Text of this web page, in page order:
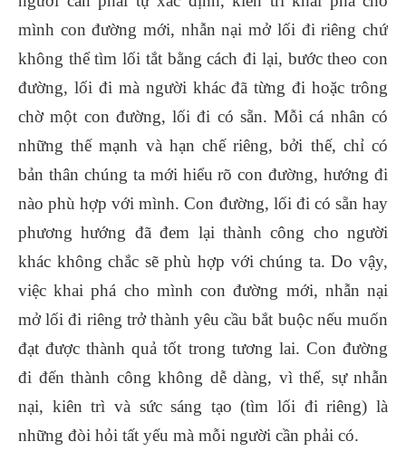
mình con đường mới, nhẫn nại mở lối đi riêng chứ
không thể tìm lối tắt bằng cách đi lại, bước theo con
đường, lối đi mà người khác đã từng đi hoặc trông
chờ một con đường, lối đi có sẵn. Mỗi cá nhân có
những thế mạnh và hạn chế riêng, bởi thế, chỉ có
bản thân chúng ta mới hiểu rõ con đường, hướng đi
nào phù hợp với mình. Con đường, lối đi có sẵn hay
phương hướng đã đem lại thành công cho người
khác không chắc sẽ phù hợp với chúng ta. Do vậy,
việc khai phá cho mình con đường mới, nhẫn nại
mở lối đi riêng trở thành yêu cầu bắt buộc nếu muốn
đạt được thành quả tốt trong tương lai. Con đường
đi đến thành công không dễ dàng, vì thế, sự nhẫn
nại, kiên trì và sức sáng tạo (tìm lối đi riêng) là
những đòi hỏi tất yếu mà mỗi người cần phải có.